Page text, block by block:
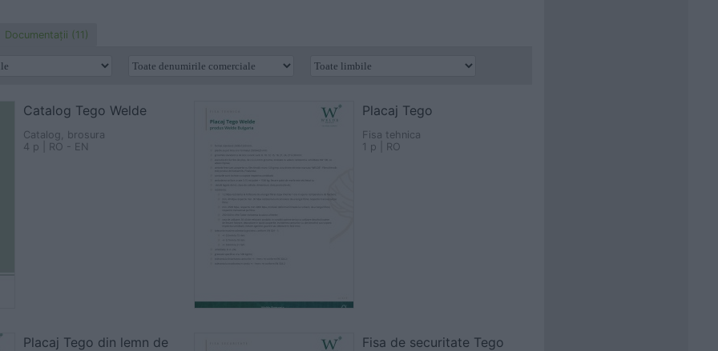
Documentaţii (11)
Catalog Tego Welde
Catalog, brosura
4 p | RO - EN
Placaj Tego
Fisa tehnica
1 p | RO
Placaj Tego din lemn de
Fisa de securitate Tego